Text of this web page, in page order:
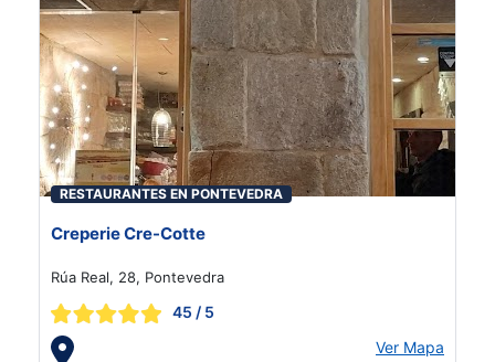
RESTAURANTES EN PONTEVEDRA
Creperie Cre-Cotte
Rúa Real, 28, Pontevedra
45 / 5
Ver Mapa